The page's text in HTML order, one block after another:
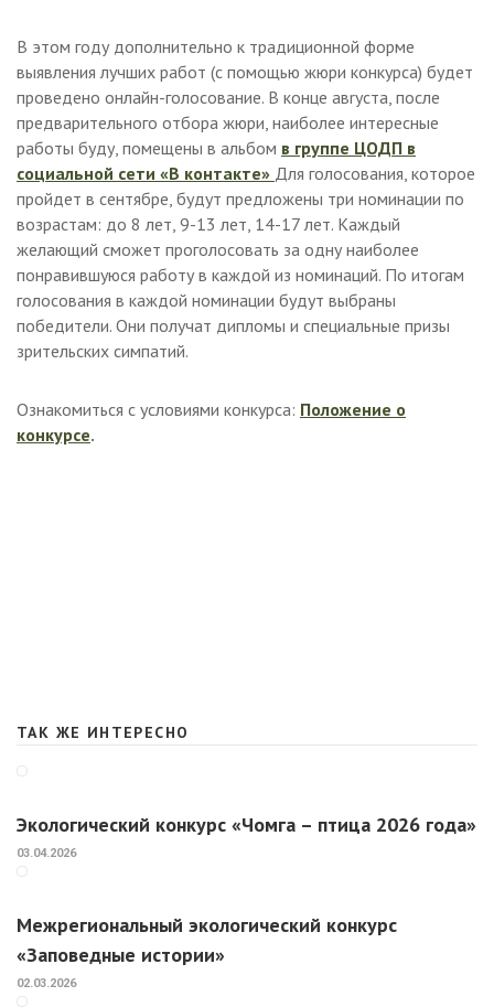
В этом году дополнительно к традиционной форме
выявления лучших работ (с помощью жюри конкурса) будет
проведено онлайн-голосование. В конце авryста, после
предварительного отбора жюри, наиболее интересные
работы буду, помещены в альбом в группе ЦОДП в
социальной сети «В контакте» Для голосования, которое
пройдет в сентябре, будут предложены три номинации по
возрастам: до 8 лет, 9-13 лет, 14-17 лет. Каждый
желающий сможет проголосовать за одну наиболее
понравившуюся работу в каждой из номинаций. По итогам
голосования в каждой номинации будут выбраны
победители. Они получат дипломы и специальные призы
зрительских симпатий.
Ознакомиться с условиями конкурса: Положение о
конкурсе.
ТАК ЖЕ ИНТЕРЕСНО
Экологический конкурс «Чомга – птица 2026 года»
03.04.2026
Межрегиональный экологический конкурс
«Заповедные истории»
02.03.2026